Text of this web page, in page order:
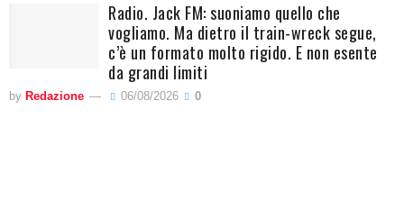
Radio. Jack FM: suoniamo quello che
vogliamo. Ma dietro il train-wreck segue,
c’è un formato molto rigido. E non esente
da grandi limiti
by Redazione 06/08/2026 0